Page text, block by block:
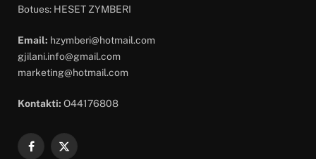
Botues: HESET ZYMBERI
Email: hzymberi@hotmail.com
gjilani.info@gmail.com
marketing@hotmail.com
Kontakti: O44176808
Facebook
X